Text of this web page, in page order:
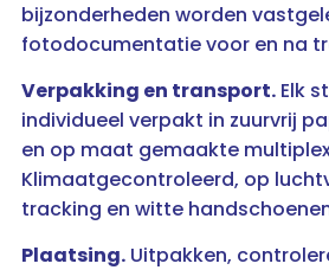
bijzonderheden worden
fotodocumentatie voor en na
Verpakking en transport.Elk
individueel verpakt in zuurvrij
en op maat gemaakte
Klimaatgecontroleerd, op
tracking en witte
Plaatsing.Uitpakken,